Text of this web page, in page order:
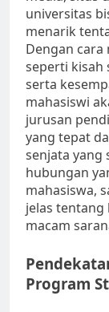
universitas
menarik
Dengan
seperti kisah
serta
mahasiswi
jurusan
yang tepat
senjata yang
hubungan
mahasiswa,
jelas tentang
macam
Program